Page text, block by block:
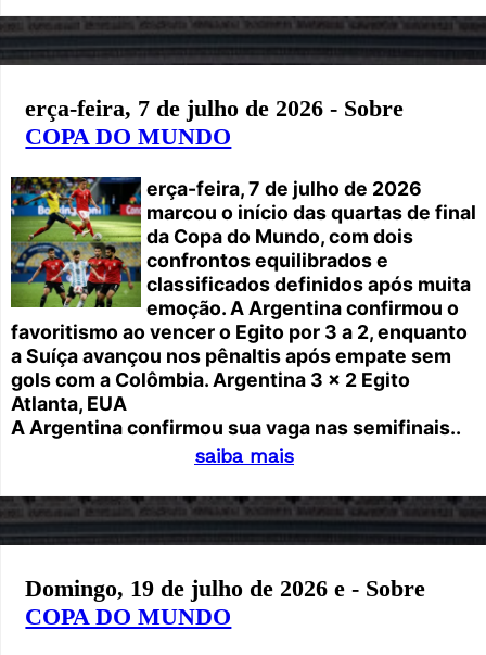
erça-feira, 7 de julho de 2026 - Sobre
COPA DO MUNDO
erça-feira, 7 de julho de 2026
marcou o início das quartas de final
da Copa do Mundo, com dois
confrontos equilibrados e
classificados definidos após muita
emoção. A Argentina confirmou o
favoritismo ao vencer o Egito por 3 a 2, enquanto
a Suíça avançou nos pênaltis após empate sem
gols com a Colômbia. Argentina 3 x 2 Egito
Atlanta, EUA
A Argentina confirmou sua vaga nas semifinais..
saiba mais
Domingo, 19 de julho de 2026 e - Sobre
COPA DO MUNDO